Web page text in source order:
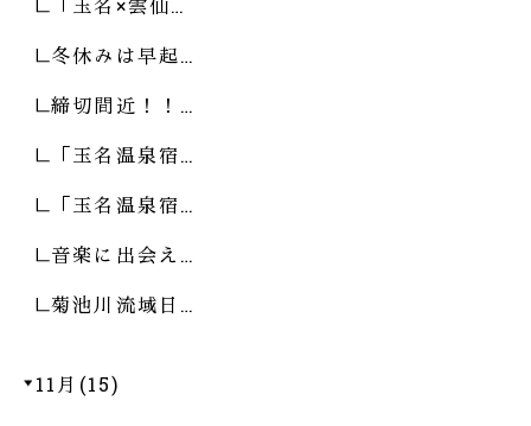
「玉名×雲仙…
冬休みは早起…
締切間近！！…
「玉名温泉宿…
「玉名温泉宿…
音楽に出会え…
菊池川流域日…
11月(15)